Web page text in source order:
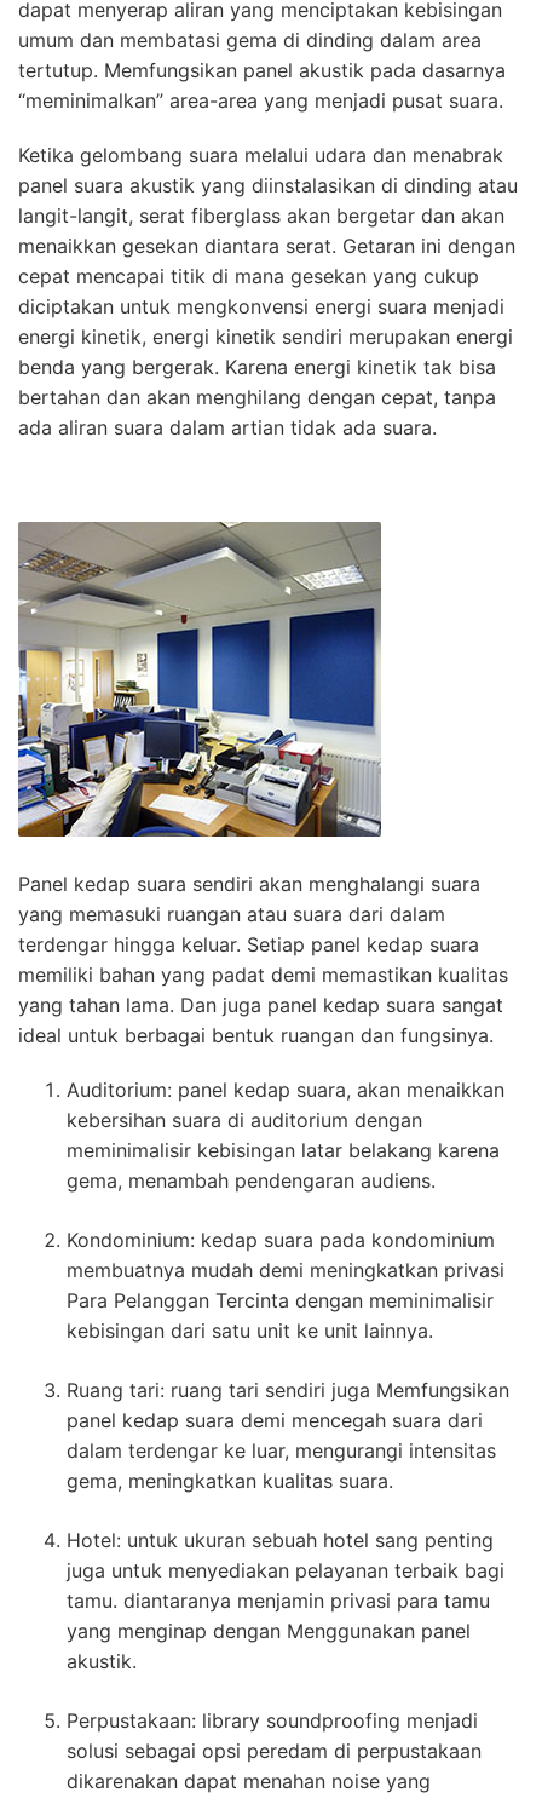
dapat menyerap aliran yang menciptakan kebisingan
umum dan membatasi gema di dinding dalam area
tertutup. Memfungsikan panel akustik pada dasarnya
“meminimalkan” area-area yang menjadi pusat suara.
Ketika gelombang suara melalui udara dan menabrak
panel suara akustik yang diinstalasikan di dinding atau
langit-langit, serat fiberglass akan bergetar dan akan
menaikkan gesekan diantara serat. Getaran ini dengan
cepat mencapai titik di mana gesekan yang cukup
diciptakan untuk mengkonvensi energi suara menjadi
energi kinetik, energi kinetik sendiri merupakan energi
benda yang bergerak. Karena energi kinetik tak bisa
bertahan dan akan menghilang dengan cepat, tanpa
ada aliran suara dalam artian tidak ada suara.
Panel kedap suara sendiri akan menghalangi suara
yang memasuki ruangan atau suara dari dalam
terdengar hingga keluar. Setiap panel kedap suara
memiliki bahan yang padat demi memastikan kualitas
yang tahan lama. Dan juga panel kedap suara sangat
ideal untuk berbagai bentuk ruangan dan fungsinya.
Auditorium: panel kedap suara, akan menaikkan
kebersihan suara di auditorium dengan
meminimalisir kebisingan latar belakang karena
gema, menambah pendengaran audiens.
Kondominium: kedap suara pada kondominium
membuatnya mudah demi meningkatkan privasi
Para Pelanggan Tercinta dengan meminimalisir
kebisingan dari satu unit ke unit lainnya.
Ruang tari: ruang tari sendiri juga Memfungsikan
panel kedap suara demi mencegah suara dari
dalam terdengar ke luar, mengurangi intensitas
gema, meningkatkan kualitas suara.
Hotel: untuk ukuran sebuah hotel sang penting
juga untuk menyediakan pelayanan terbaik bagi
tamu. diantaranya menjamin privasi para tamu
yang menginap dengan Menggunakan panel
akustik.
Perpustakaan: library soundproofing menjadi
solusi sebagai opsi peredam di perpustakaan
dikarenakan dapat menahan noise yang